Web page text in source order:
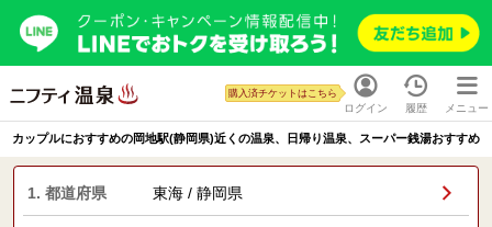
ログイン
購入済チケットはこちら
履歴 メニュー
カップルにおすすめの岡地駅(静岡県)近くの温泉、日帰り温泉、スーパー銭湯おすすめ
1. 都道府県 東海 / 静岡県